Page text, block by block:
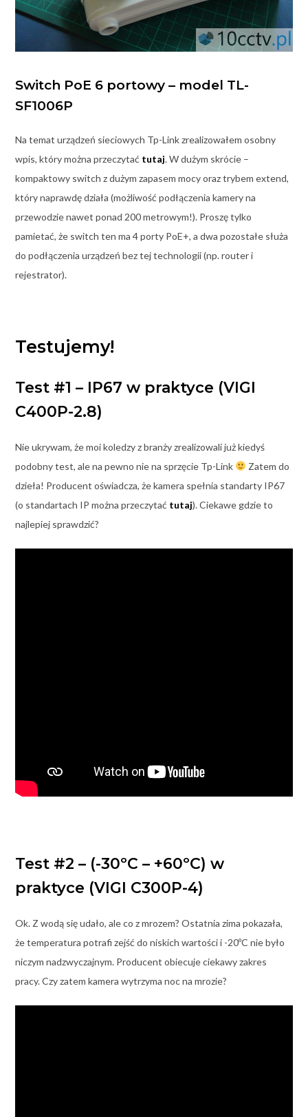
Switch PoE 6 portowy – model TL-
SF1006P
Na temat urządzeń sieciowych Tp-Link zrealizowałem osobny
wpis, który można przeczytać tutaj. W dużym skrócie –
kompaktowy switch z dużym zapasem mocy oraz trybem extend,
który naprawdę działa (możliwość podłączenia kamery na
przewodzie nawet ponad 200 metrowym!). Proszę tylko
pamietać, że switch ten ma 4 porty PoE+, a dwa pozostałe służa
do podłączenia urządzeń bez tej technologii (np. router i
rejestrator).
Testujemy!
Test #1 – IP67 w praktyce (VIGI
C400P-2.8)
Nie ukrywam, że moi koledzy z branży zrealizowali już kiedyś
podobny test, ale na pewno nie na sprzęcie Tp-Link
Zatem do
dzieła! Producent oświadcza, że kamera spełnia standarty IP67
(o standartach IP można przeczytać tutaj). Ciekawe gdzie to
najlepiej sprawdzić?
Test #2 – (-30ºC – +60ºC) w
praktyce (VIGI C300P-4)
Ok. Z wodą się udało, ale co z mrozem? Ostatnia zima pokazała,
że temperatura potrafi zejść do niskich wartości i -20ºC nie było
niczym nadzwyczajnym. Producent obiecuje ciekawy zakres
pracy. Czy zatem kamera wytrzyma noc na mrozie?